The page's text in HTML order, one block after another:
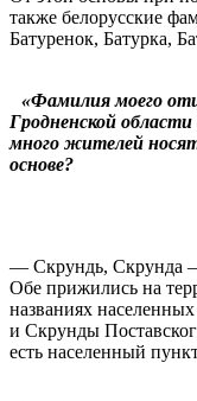
также белорусские
Батуренок, Батурка,
«Фамилия моего
Гродненской
много жителей
основе?
— Скрундь, Скрунда
Обе прижились на
названиях
и Скрунды
есть населенный